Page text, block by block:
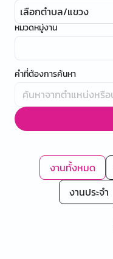
เลือกตำบล/แขวง
หมวดหมู่งาน
คำที่ต้องการค้นหา
งานทั้งหมด
งานประจำ